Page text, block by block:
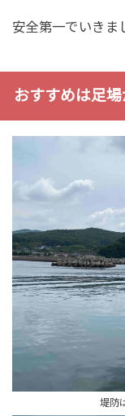
安全第一でいきま
おすすめは足
堤防